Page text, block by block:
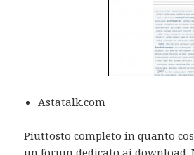
Astatalk.com
Piuttosto completo in quanto
un forum dedicato ai download.